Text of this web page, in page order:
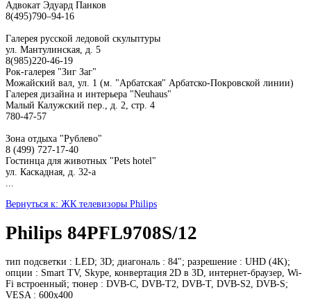
Адвокат Эдуард Панков
8(495)790–94-16
Галерея русской ледовой скульптуры
ул. Мантулинская, д. 5
8(985)220-46-19
Рок-галерея "Зиг Заг"
Можайский вал, ул. 1 (м. "Арбатская" Арбатско-Покровской линии)
Галерея дизайна и интерьера "Neuhaus"
Малый Калужский пер., д. 2, стр. 4
780-47-57
Зона отдыха "Рублево"
8 (499) 727-17-40
Гостинца для животных "Рets hotel"
ул. Каскадная, д. 32-а
Вернуться к: ЖК телевизоры Philips
Philips 84PFL9708S/12
тип подсветки : LED; 3D; диагональ : 84"; разрешение : UHD (4K);
опции : Smart TV, Skype, конвертация 2D в 3D, интернет-браузер, Wi-
Fi встроенный; тюнер : DVB-C, DVB-T2, DVB-T, DVB-S2, DVB-S;
VESA : 600x400